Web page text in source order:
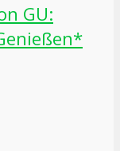
GU: